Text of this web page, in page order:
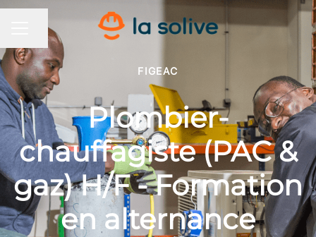
MENU CARRIÈRE
Partager la page
FIGEAC
Plombier-
chauffagiste (PAC &
gaz) H/F - Formation
en alternance